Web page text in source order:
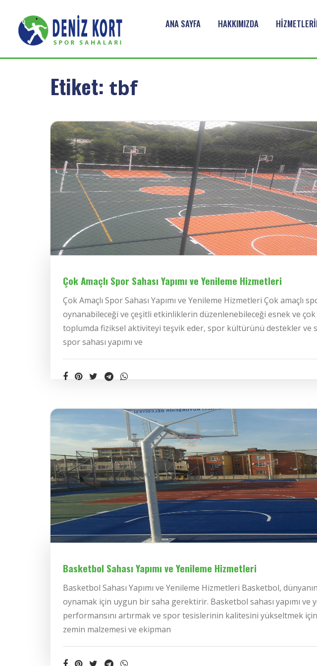
ANA SAYFA HAKKIMIZDA
Etiket: tbf
Çok Amaçlı Spor Sahası Yapımı ve Yenileme Hizmetleri
Çok Amaçlı Spor Sahası Yapımı ve Yenileme Hizmetleri Çok amaçlı
oynanabileceği ve çeşitli etkinliklerin düzenlenebileceği esnek ve
toplumda fiziksel aktiviteyi teşvik eder, spor kültürünü destekler ve
spor sahası yapımı ve
Basketbol Sahası Yapımı ve Yenileme Hizmetleri
Basketbol Sahası Yapımı ve Yenileme Hizmetleri Basketbol,
oynamak için uygun bir saha gerektirir. Basketbol sahası yapımı ve
performansını artırmak ve spor tesislerinin kalitesini yükseltmek
zemin malzemesi ve ekipman